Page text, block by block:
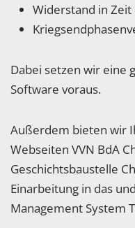
Widerstand in Zeit
Dabei setzen wir eine
Software voraus.
Außerdem bieten wir
Webseiten VVN BdA
Geschichtsbaustelle
Einarbeitung in das
Management System